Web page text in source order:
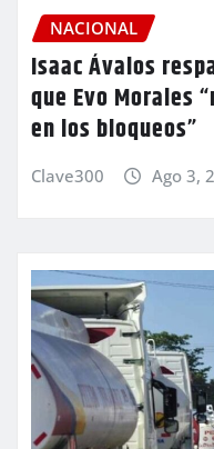
NACIONAL
Isaac Ávalos
que Evo Morales
en los bloqueos”
Clave300 Ago 3,